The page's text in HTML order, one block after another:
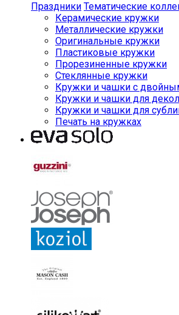
Праздники Тематические
Керамические кружки
Металлические кружки
Оригинальные кружки
Пластиковые кружки
Прорезиненные кружки
Стеклянные кружки
Кружки и чашки с
Кружки и чашки для
Кружки и чашки для
Печать на кружках